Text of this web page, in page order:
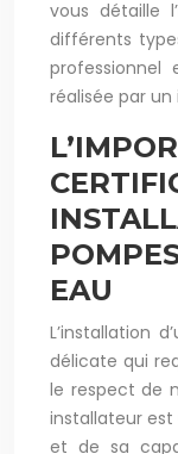
vous détaille
différents
professionnel
réalisée par
EAU
L’installation
délicate qui
le respect de
installateur
et de sa